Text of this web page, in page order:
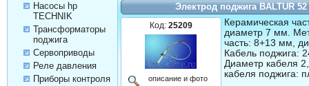
Насосы hp
TECHNIK
Трансформаторы
поджига
Сервоприводы
Реле давления
Приборы контроля
Электрод поджига BALTUR
Код:25209
описание и фото
Керамическая
диаметр 7 мм.
часть: 8+13 мм,
Кабель поджига:
Диаметр кабеля
кабеля поджига: